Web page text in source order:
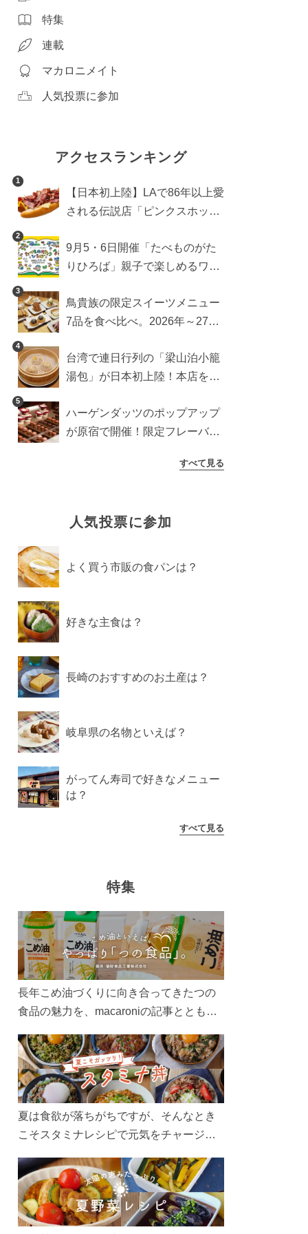
特集
連載
マカロニメイト
人気投票に参加
アクセスランキング
1
【日本初上陸】LAで86年以上愛
される伝説店「ピンクスホット
ットドッグブーム到来!?
2
9月5・6日開催「たべものがた
りひろば」親子で楽しめるワー
ーなどをご紹介
3
鳥貴族の限定スイーツメニュー
7品を食べ比べ。2026年～27年
4
台湾で連日行列の「梁山泊小籠
湯包」が日本初上陸！本店を知
5
ハーゲンダッツのポップアップ
が原宿で開催！限定フレーバー
すべて見る
人気投票に参加
よく買う市販の食パンは？
好きな主食は？
長崎のおすすめのお土産は？
岐阜県の名物といえば？
がってん寿司で好きなメニュー
は？
すべて見る
特集
長年こめ油づくりに向き合ってきたつの
食品の魅力を、macaroniの記事とともに
ん、製造現場や品質へのこだわりまで。
こめ油をもっと好きになるコンテンツを
ぜひお楽しみください。
夏は食欲が落ちがちですが、そんなとき
こそスタミナレシピで元気をチャージ！
リ食べて、夏バテを吹き飛ばしましょ
う！